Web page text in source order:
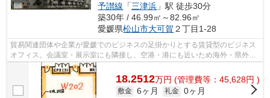
予讃線 「三津浜 」駅 徒歩30分
築30年 / 46.99㎡～82.96㎡
愛媛県松山市大可賀 ２丁目1-28
貿易関連団体や企業が愛媛でのビジネスの足掛かりとする賃貸型のビジネス
オフィス。会議室・展示室にも隣接し、空港・港にも近いため海外・県外か
らのアクセスに便利です。
18.2512万円 (管理費等：45,628円 )
敷金 6ヶ月 礼金 0ヶ月